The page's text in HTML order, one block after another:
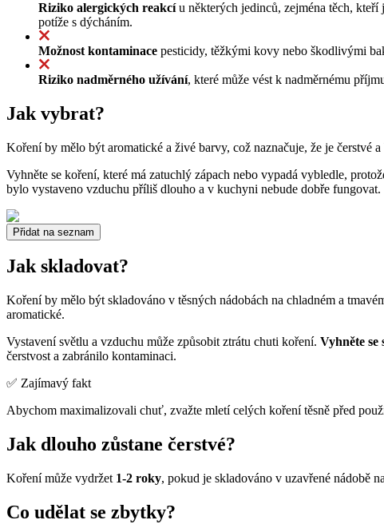
Riziko alergických reakcíu některých jedinců, zejména těch,
potíže s dýcháním.
Možnost kontaminace pesticidy, těžkými kovy nebo škodlivými
Riziko nadměrného užívání, které může vést k nadměrnému
Jak vybrat?
Koření by mělo být aromatické a živé barvy, což naznačuje, že je čerstvé
Vyhněte se koření, které má zatuchlý zápach nebo vypadá vybledle,
bylo vystaveno vzduchu příliš dlouho a v kuchyni nebude dobře fungovat.
Přidat na seznam
Jak skladovat?
Koření by mělo být skladováno v těsných nádobách na chladném a
aromatické.
Vystavení světlu a vzduchu může způsobit ztrátu chuti koření. Vyhněte
čerstvost a zabránilo kontaminaci.
✅ Zajímavý fakt
Abychom maximalizovali chuť, zvažte mletí celých koření těsně před
Jak dlouho zůstane čerstvé?
Koření může vydržet 1-2 roky, pokud je skladováno v uzavřené nádobě
Co udělat se zbytky?